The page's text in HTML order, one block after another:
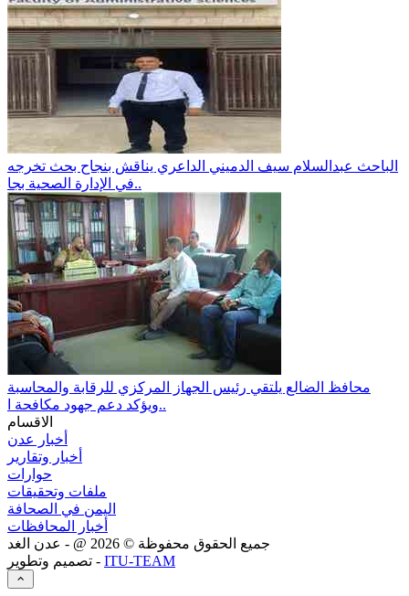
الباحث عبدالسلام سيف الدميني الداعري يناقش بنجاح بحث تخرجه
في الإدارة الصحية بجا..
محافظ الضالع يلتقي رئيس الجهاز المركزي للرقابة والمحاسبة
ويؤكد دعم جهود مكافحة ا..
الاقسام
أخبار عدن
أخبار وتقارير
حوارات
ملفات وتحقيقات
اليمن في الصحافة
أخبار المحافظات
جميع الحقوق محفوظة © 2026 @ - عدن الغد
تصميم وتطوير - ITU-TEAM